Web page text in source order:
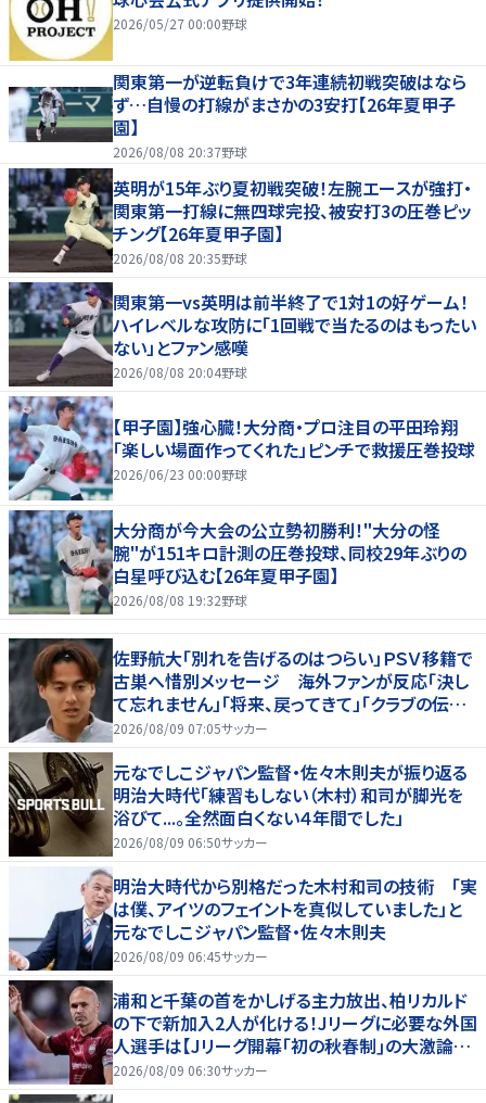
2026/05/27 00:00野球
関東第一が逆転負けで3年連続初戦突破はなら
ず…自慢の打線がまさかの3安打【26年夏甲子
園】
2026/08/08 20:37野球
英明が15年ぶり夏初戦突破！左腕エースが強打・
関東第一打線に無四球完投、被安打3の圧巻ピッ
チング【26年夏甲子園】
2026/08/08 20:35野球
関東第一vs英明は前半終了で1対1の好ゲーム！
ハイレベルな攻防に「1回戦で当たるのはもったい
ない」とファン感嘆
2026/08/08 20:04野球
【甲子園】強心臓！大分商・プロ注目の平田玲翔
「楽しい場面作ってくれた」ピンチで救援圧巻投球
2026/06/23 00:00野球
大分商が今大会の公立勢初勝利！"大分の怪
腕"が151キロ計測の圧巻投球、同校29年ぶりの
白星呼び込む【26年夏甲子園】
2026/08/08 19:32野球
佐野航大「別れを告げるのはつらい」ＰＳＶ移籍で
古巣へ惜別メッセージ 海外ファンが反応「決し
て忘れません」「将来、戻ってきて」「クラブの伝説
です」
2026/08/09 07:05サッカー
元なでしこジャパン監督・佐々木則夫が振り返る
明治大時代「練習もしない（木村）和司が脚光を
浴びて...。全然面白くない４年間でした」
2026/08/09 06:50サッカー
明治大時代から別格だった木村和司の技術 「実
は僕、アイツのフェイントを真似していました」と
元なでしこジャパン監督・佐々木則夫
2026/08/09 06:45サッカー
浦和と千葉の首をかしげる主力放出、柏リカルド
の下で新加入2人が化ける！Jリーグに必要な外国
人選手は【Jリーグ開幕｢初の秋春制｣の大激論】
(4)
2026/08/09 06:30サッカー